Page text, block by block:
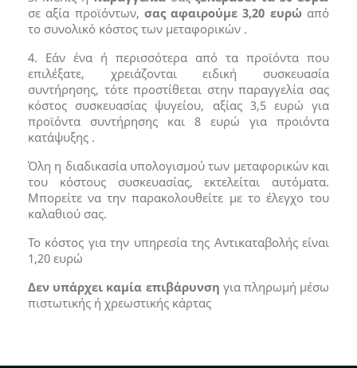
σε αξία προϊόντων, σας αφαιρούμε 3,20 ευρώ από
το συνολικό κόστος των μεταφορικών .
4. Εάν ένα ή περισσότερα από τα προϊόντα που
επιλέξατε, χρειάζονται ειδική συσκευασία
συντήρησης, τότε προστίθεται στην παραγγελία σας
κόστος συσκευασίας ψυγείου, αξίας 3,5 ευρώ για
προϊόντα συντήρησης και 8 ευρώ για προιόντα
κατάψυξης .
Όλη η διαδικασία υπολογισμού των μεταφορικών και
του κόστους συσκευασίας, εκτελείται αυτόματα.
Μπορείτε να την παρακολουθείτε με το έλεγχο του
καλαθιού σας.
Το κόστος για την υπηρεσία της Αντικαταβολής είναι
1,20 ευρώ
Δεν υπάρχει καμία επιβάρυνση για πληρωμή μέσω
πιστωτικής ή χρεωστικής κάρτας